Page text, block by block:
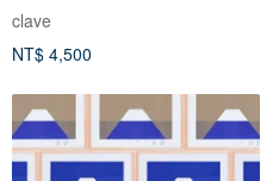
clave
NT$ 4,500